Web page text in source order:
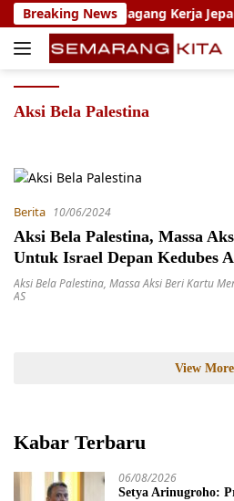
Skip
to
content
Breaking News
Program Magang Kerja Jepang
Aksi Bela Palestina
Berita 10/06/2024
Aksi Bela Palestina, Massa
Untuk Israel Depan Kedubes
Aksi Bela Palestina, Massa Aksi Beri Kartu
AS
View More
Kabar Terbaru
06/08/2026
Setya Arinugroho: